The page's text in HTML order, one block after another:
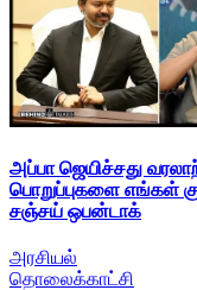
அப்பா ஜெயிச்சது
பொறுப்புகளை எங்கள்
சஞ்சய் ஒபன்டாக்
அரசியல்
தொலைக்காட்சி